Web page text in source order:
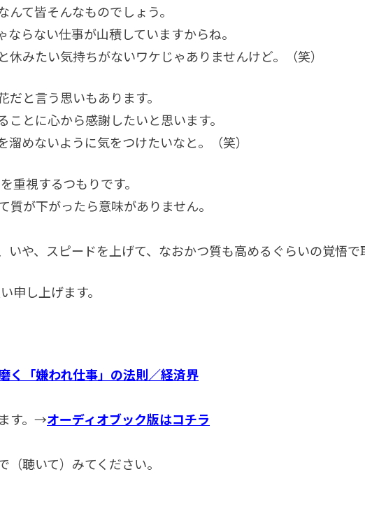
んて皆そんなものでしょう。
ならない仕事が山積していますからね。
休みたい気持ちがないワケじゃありませんけど。（笑）
と言う思いもあります。
ことに心から感謝したいと思います。
溜めないように気をつけたいなと。（笑）
重視するつもりです。
質が下がったら意味がありません。
いや、スピードを上げて、なおかつ質も高めるぐらいの覚悟で
申し上げます。
く「嫌われ仕事」の法則／経済界
す。→オーディオブック版はコチラ
聴いて）みてください。